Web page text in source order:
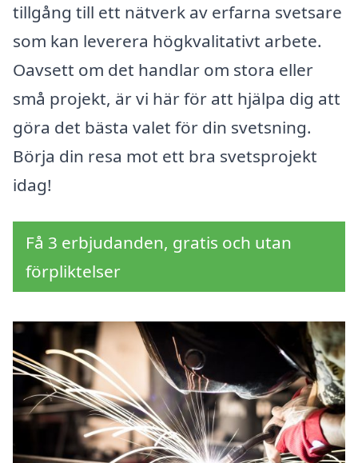
tillgång till ett nätverk av erfarna svetsare
som kan leverera högkvalitativt arbete.
Oavsett om det handlar om stora eller
små projekt, är vi här för att hjälpa dig att
göra det bästa valet för din svetsning.
Börja din resa mot ett bra svetsprojekt
idag!
Få 3 erbjudanden, gratis och utan
förpliktelser